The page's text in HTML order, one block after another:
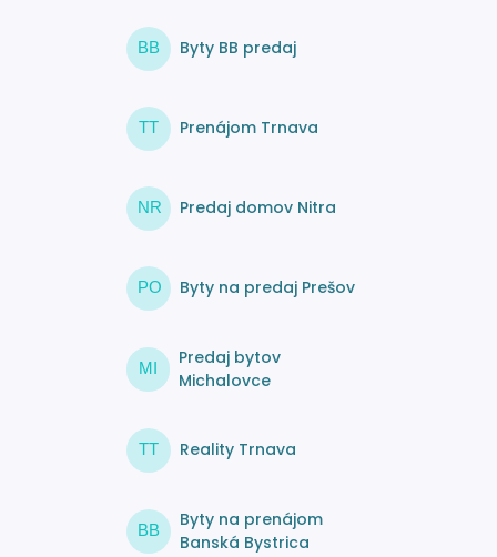
BB Byty BB predaj
TT Prenájom Trnava
NR Predaj domov Nitra
PO Byty na predaj Prešov
MI
Predaj bytov
Michalovce
TT Reality Trnava
BB
Byty na prenájom
Banská Bystrica